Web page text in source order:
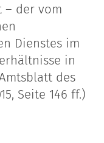
– der vom
Dienstes im
in
des
Seite 146 ff.)